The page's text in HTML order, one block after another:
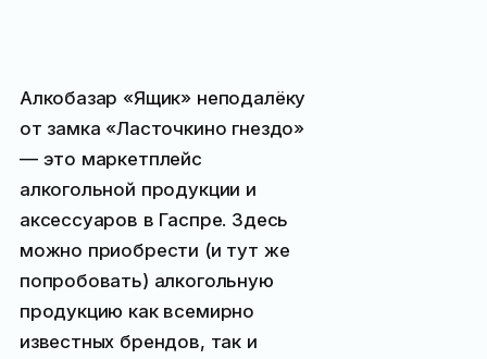
Алкобазар «Ящик» неподалёку
от замка «Ласточкино гнездо»
— это маркетплейс
алкогольной продукции и
аксессуаров в Гаспре. Здесь
можно приобрести (и тут же
попробовать) алкогольную
продукцию как всемирно
известных брендов, так и